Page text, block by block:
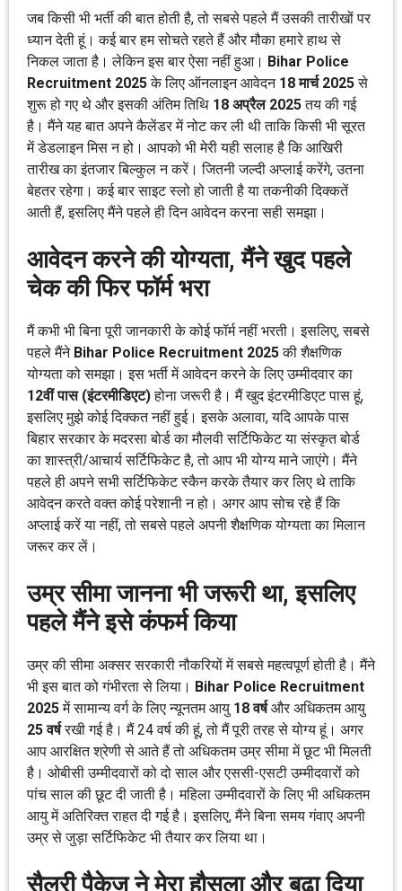
जब किसी भी भर्ती की बात होती है, तो सबसे पहले मैं उसकी तारीखों पर
ध्यान देती हूं। कई बार हम सोचते रहते हैं और मौका हमारे हाथ से
निकल जाता है। लेकिन इस बार ऐसा नहीं हुआ। Bihar Police
Recruitment 2025के लिए ऑनलाइन आवेदन 18 मार्च 2025से
शुरू हो गए थे और इसकी अंतिम तिथि 18 अप्रैल 2025तय की गई
है। मैंने यह बात अपने कैलेंडर में नोट कर ली थी ताकि किसी भी सूरत
में डेडलाइन मिस न हो। आपको भी मेरी यही सलाह है कि आखिरी
तारीख का इंतजार बिल्कुल न करें। जितनी जल्दी अप्लाई करेंगे, उतना
बेहतर रहेगा। कई बार साइट स्लो हो जाती है या तकनीकी दिक्कतें
आती हैं, इसलिए मैंने पहले ही दिन आवेदन करना सही समझा।
आवेदन करने की योग्यता, मैंने खुद पहले
चेक की फिर फॉर्म भरा
मैं कभी भी बिना पूरी जानकारी के कोई फॉर्म नहीं भरती। इसलिए, सबसे
पहले मैंने Bihar Police Recruitment 2025की शैक्षणिक
योग्यता को समझा। इस भर्ती में आवेदन करने के लिए उम्मीदवार का
12वीं पास (इंटरमीडिएट)होना जरूरी है। मैं खुद इंटरमीडिएट पास हूं,
इसलिए मुझे कोई दिक्कत नहीं हुई। इसके अलावा, यदि आपके पास
बिहार सरकार के मदरसा बोर्ड का मौलवी सर्टिफिकेट या संस्कृत बोर्ड
का शास्त्री/आचार्य सर्टिफिकेट है, तो आप भी योग्य माने जाएंगे। मैंने
पहले ही अपने सभी सर्टिफिकेट स्कैन करके तैयार कर लिए थे ताकि
आवेदन करते वक्त कोई परेशानी न हो। अगर आप सोच रहे हैं कि
अप्लाई करें या नहीं, तो सबसे पहले अपनी शैक्षणिक योग्यता का मिलान
जरूर कर लें।
उम्र सीमा जानना भी जरूरी था, इसलिए
पहले मैंने इसे कंफर्म किया
उम्र की सीमा अक्सर सरकारी नौकरियों में सबसे महत्वपूर्ण होती है। मैंने
भी इस बात को गंभीरता से लिया। Bihar Police Recruitment
2025में सामान्य वर्ग के लिए न्यूनतम आयु 18 वर्षऔर अधिकतम आयु
25 वर्षरखी गई है। मैं 24 वर्ष की हूं, तो मैं पूरी तरह से योग्य हूं। अगर
आप आरक्षित श्रेणी से आते हैं तो अधिकतम उम्र सीमा में छूट भी मिलती
है। ओबीसी उम्मीदवारों को दो साल और एससी-एसटी उम्मीदवारों को
पांच साल की छूट दी जाती है। महिला उम्मीदवारों के लिए भी अधिकतम
आयु में अतिरिक्त राहत दी गई है। इसलिए, मैंने बिना समय गंवाए अपनी
उम्र से जुड़ा सर्टिफिकेट भी तैयार कर लिया था।
सैलरी पैकेज ने मेरा हौसला और बढ़ा दिया